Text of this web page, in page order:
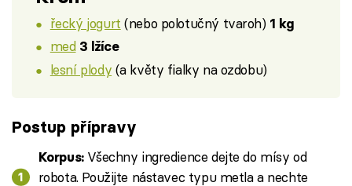
řecký jogurt (nebo polotučný tvaroh) 1 kg
med 3 lžíce
lesní plody (a květy fialky na ozdobu)
Postup přípravy
Korpus:Všechny ingredience dejte do mísy od
robota. Použijte nástavec typu metla a nechte